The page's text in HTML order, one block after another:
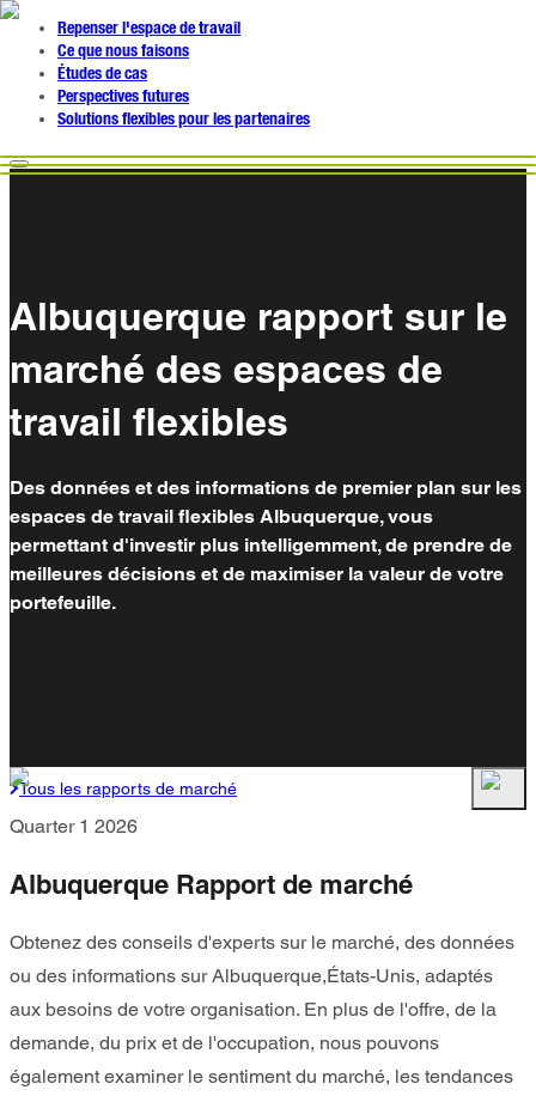
Repenser l'espace de travail
Ce que nous faisons
Études de cas
Perspectives futures
Solutions flexibles pour les partenaires
Albuquerque rapport sur le
marché des espaces de
travail flexibles
Des données et des informations de premier plan sur les
espaces de travail flexibles Albuquerque, vous
permettant d'investir plus intelligemment, de prendre de
meilleures décisions et de maximiser la valeur de votre
portefeuille.
Tous les rapports de marché
Quarter 1 2026
Albuquerque Rapport de marché
Obtenez des conseils d'experts sur le marché, des données
ou des informations sur Albuquerque,États-Unis, adaptés
aux besoins de votre organisation. En plus de l'offre, de la
demande, du prix et de l'occupation, nous pouvons
également examiner le sentiment du marché, les tendances